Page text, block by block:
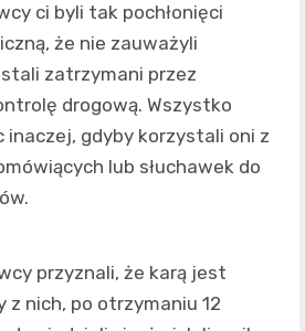
ci byli tak pochłonięci
że nie zauważyli
zatrzymani przez
drogową. Wszystko
inaczej, gdyby korzystali oni z
lub słuchawek do
przyznali, że karą jest
z nich, po otrzymaniu 12